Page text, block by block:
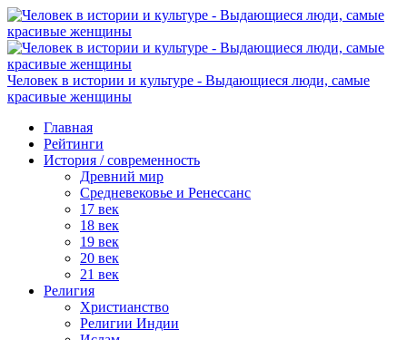
Человек в истории и культуре - Выдающиеся люди, самые
красивые женщины
Главная
Рейтинги
История / современность
Древний мир
Средневековье и Ренессанс
17 век
18 век
19 век
20 век
21 век
Религия
Христианство
Религии Индии